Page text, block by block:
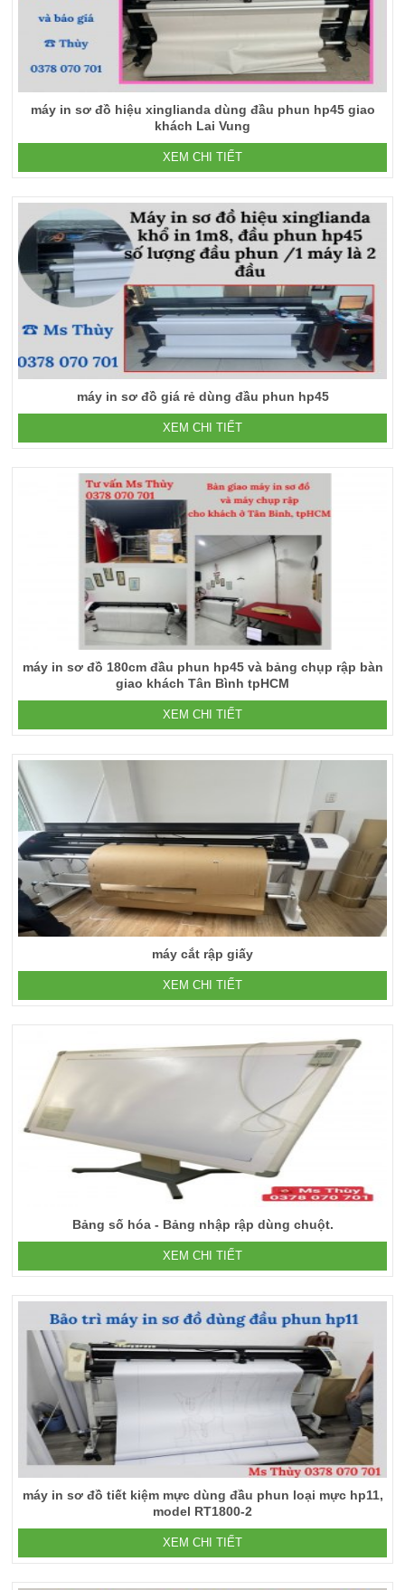
máy in sơ đồ hiệu xinglianda dùng đầu phun hp45 giao
khách Lai Vung
XEM CHI TIẾT
máy in sơ đồ giá rẻ dùng đầu phun hp45
XEM CHI TIẾT
máy in sơ đồ 180cm đầu phun hp45 và bảng chụp rập bàn
giao khách Tân Bình tpHCM
XEM CHI TIẾT
máy cắt rập giấy
XEM CHI TIẾT
Bảng số hóa - Bảng nhập rập dùng chuột.
XEM CHI TIẾT
máy in sơ đồ tiết kiệm mực dùng đầu phun loại mực hp11,
model RT1800-2
XEM CHI TIẾT